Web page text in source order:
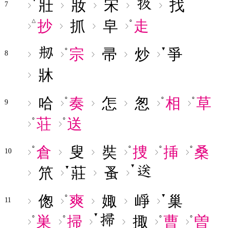
7 壯 妝 宋 找
△ 抄 抓 皁 ○ 走
8
○ 宗 帚 炒 ▼ 爭
牀
9 哈 ○ 奏 怎 怱 ○ 相 ○ 草
○ 荘 ○ 送
10
○ 倉 叟 奘 ○ 捜 ○ 挿 ○ 桑
笊
▼ 莊 蚤 ▼
11 偬 ○ 爽 娵 崢 ▼ 巢
○ 巣 ○ 掃 ▼ 掫 ○ 曹 ○ 曽